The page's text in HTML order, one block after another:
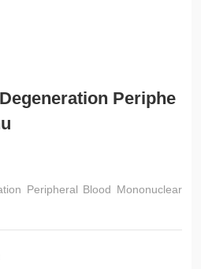
Periphe
Peripheral Blood Mononuclear
Dry Age-related Macular D